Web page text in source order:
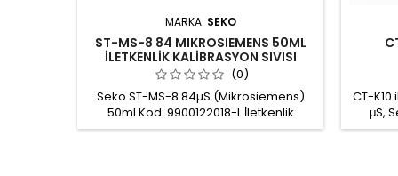
MARKA: SEKO
ST-MS-8 84 MIKROSIEMENS 50ML
İLETKENLİK KALİBRASYON SIVISI
(0)
Seko ST-MS-8 84µS (Mikrosiemens)
50ml Kod: 9900122018-L İletkenlik
kalibrasyon sıvısı, iletkenlik probu
CT-
μS,